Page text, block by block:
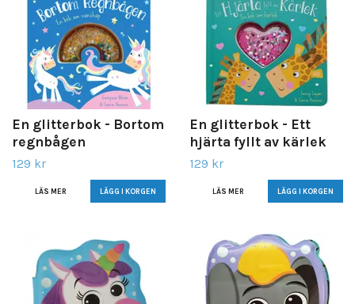
En glitterbok - Bortom
regnbågen
129 kr
LÄS MER
En glitterbok - Ett
hjärta fyllt av kärlek
129 kr
LÄS MER